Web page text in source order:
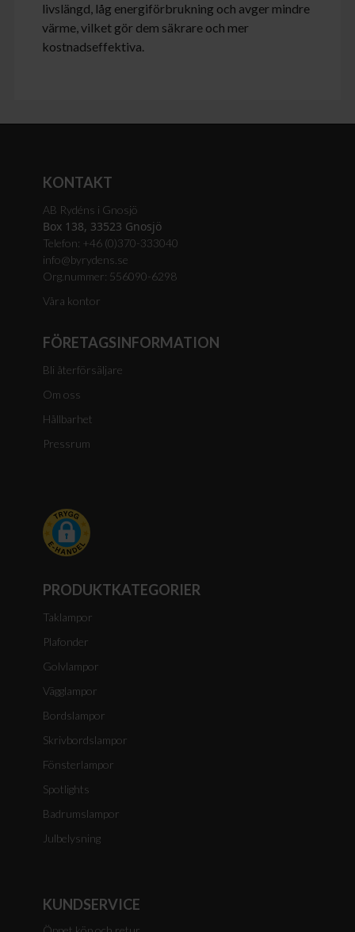
livslängd, låg energiförbrukning och avger mindre
värme, vilket gör dem säkrare och mer
kostnadseffektiva.
KONTAKT
AB Rydéns i Gnosjö
Box 138, 33523 Gnosjö
Telefon: +46 (0)370-333040
info@byrydens.se
Org.nummer: 556090-6298
Våra kontor
FÖRETAGSINFORMATION
Bli återförsäljare
Om oss
Hållbarhet
Pressrum
PRODUKTKATEGORIER
Taklampor
Plafonder
Golvlampor
Vägglampor
Bordslampor
Skrivbordslampor
Fönsterlampor
Spotlights
Badrumslampor
Julbelysning
KUNDSERVICE